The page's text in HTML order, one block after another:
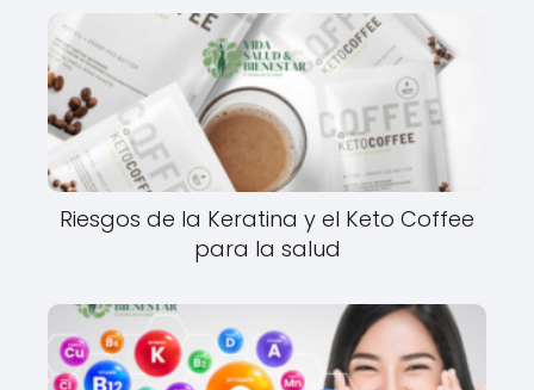
Riesgos de la Keratina y el Keto Coffee
para la salud